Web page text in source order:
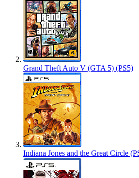
Grand Theft Auto V (GTA 5) (PS5)
Indiana Jones and the Great Circle